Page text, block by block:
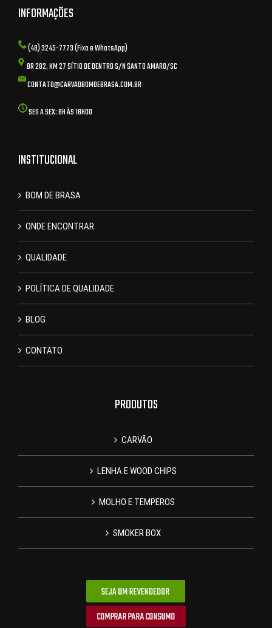
INFORMAÇÕES
(48) 3245-7773 (Fixo e WhatsApp)
BR 282, KM 27 SÍTIO DE DENTRO S/N SANTO AMARO/SC
CONTATO@CARVAOBOMDEBRASA.COM.BR
SEG A SEX: 8H ÀS 18H00
INSTITUCIONAL
BOM DE BRASA
ONDE ENCONTRAR
QUALIDADE
POLÍTICA DE QUALIDADE
BLOG
CONTATO
PRODUTOS
CARVÃO
LENHA E WOOD CHIPS
MOLHO E TEMPEROS
SMOKER BOX